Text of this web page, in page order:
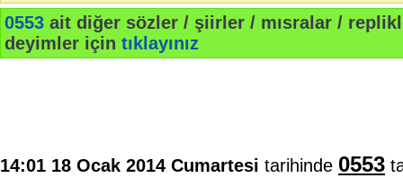
0553 ait diğer sözler / şiirler / mısralar /
deyimler için tıklayınız
14:01 18 Ocak 2014 Cumartesi tarihinde 0553